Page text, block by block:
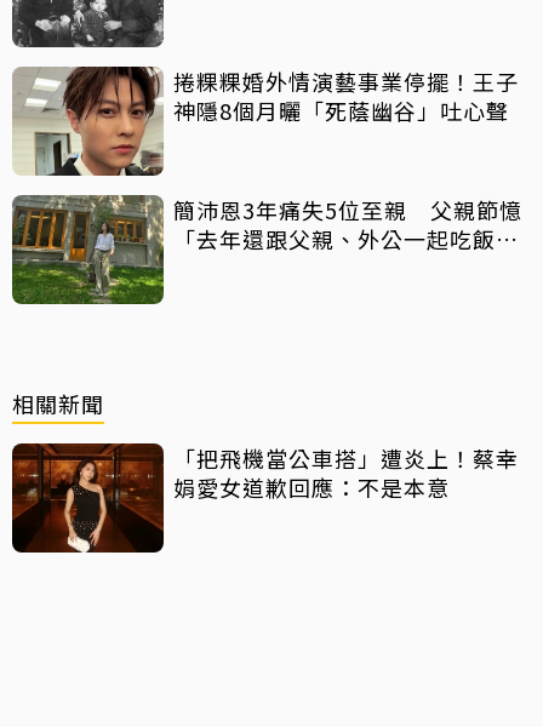
捲粿粿婚外情演藝事業停擺！王子
神隱8個月曬「死蔭幽谷」吐心聲
簡沛恩3年痛失5位至親 父親節憶
「去年還跟父親、外公一起吃飯聊
相關新聞
「把飛機當公車搭」遭炎上！蔡幸
娟愛女道歉回應：不是本意